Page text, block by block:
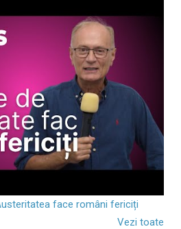
face români fericiți
Vezi toate